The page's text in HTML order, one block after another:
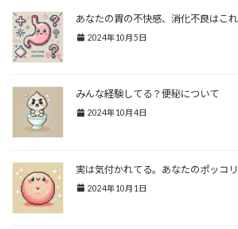
あなたの胃の不快感、消化不良はこ
2024年10月5日
みんな経験してる？便秘について
2024年10月4日
実は気付かれてる。あなたのポッコ
2024年10月1日